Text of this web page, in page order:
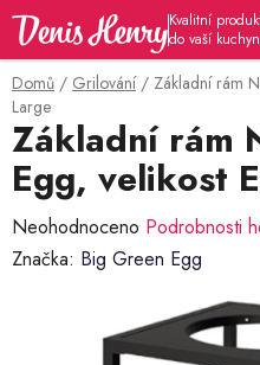
Přejít
obsah
Domů / Grilování / Základní rám
Large
Základní rám
Egg, velikost
Průměrné
hodnocení
Neohodnoceno Podrobnosti
Značka: Big Green Egg